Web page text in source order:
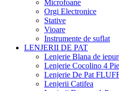
Microfoane
Orgi Electronice
Stative
Vioare
Instrumente de suflat
LENJERII DE PAT
Lenjerie Blana de
Lenjerie Cocolino 4
Lenjerie De Pat
Lenjerii Catifea